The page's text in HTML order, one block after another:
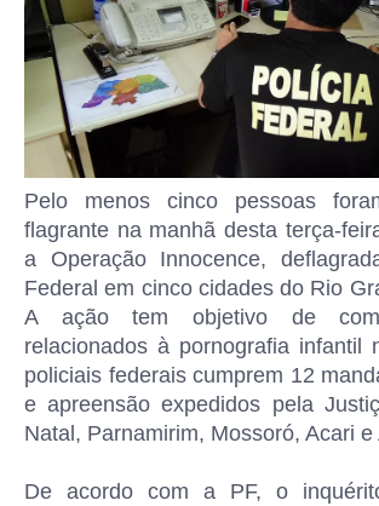
Pelo menos cinco pessoas
flagrante na manhã desta terça-
a Operação Innocence,
Federal em cinco cidades do Rio
A ação tem objetivo de
relacionados à pornografia infantil
policiais federais cumprem 12
e apreensão expedidos pela
Natal, Parnamirim, Mossoró, Acari e
De acordo com a PF, o